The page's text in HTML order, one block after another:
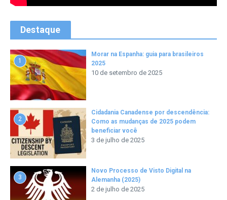
Destaque
1
Morar na Espanha: guia para brasileiros
2025
10 de setembro de 2025
2
Cidadania Canadense por descendência:
Como as mudanças de 2025 podem
beneficiar você
3 de julho de 2025
3
Novo Processo de Visto Digital na
Alemanha (2025)
2 de julho de 2025